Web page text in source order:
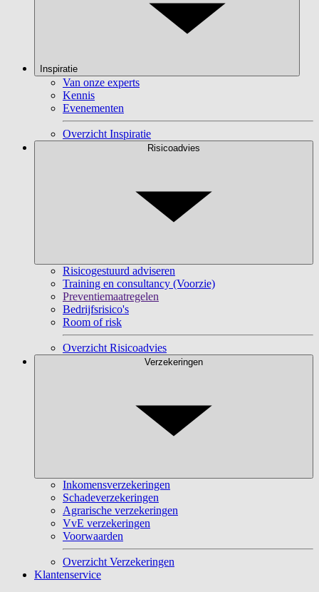
Inspiratie
Van onze experts
Kennis
Evenementen
Overzicht Inspiratie
Risicoadvies
Risicogestuurd adviseren
Training en consultancy (Voorzie)
Preventiemaatregelen
Bedrijfsrisico's
Room of risk
Overzicht Risicoadvies
Verzekeringen
Inkomensverzekeringen
Schadeverzekeringen
Agrarische verzekeringen
VvE verzekeringen
Voorwaarden
Overzicht Verzekeringen
Klantenservice